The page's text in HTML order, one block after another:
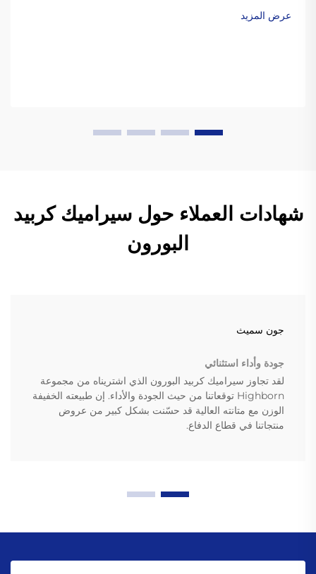
عرض المزيد
شهادات العملاء حول سيراميك كربيد
البورون
جون سميث
جودة وأداء استثنائي
لقد تجاوز سيراميك كربيد البورون الذي اشتريناه من مجموعة
Highborn توقعاتنا من حيث الجودة والأداء. إن طبيعته الخفيفة
الوزن مع متانته العالية قد حسّنت بشكل كبير من عروض
منتجاتنا في قطاع الدفاع.